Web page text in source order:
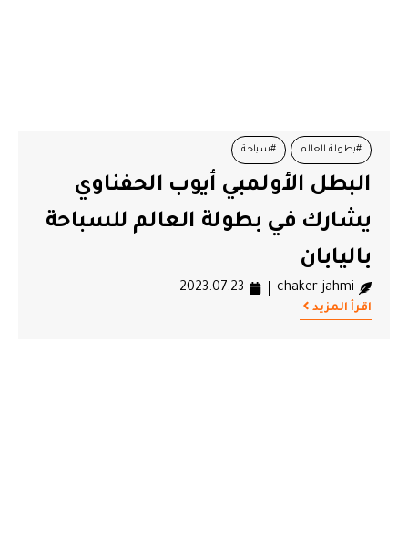
#بطولة العالم #سباحة
البطل الأولمبي أيوب الحفناوي
يشارك في بطولة العالم للسباحة
باليابان
chaker jahmi
2023.07.23
اقرأ المزيد